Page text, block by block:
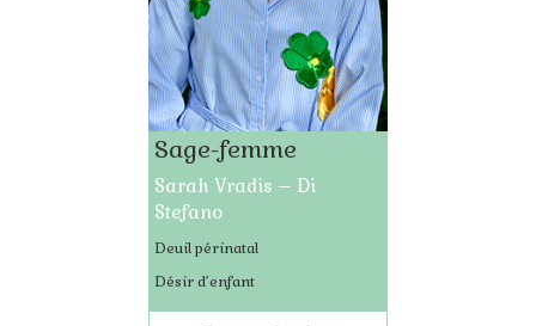
Sage-femme
Sarah Vradis – Di
Stefano
Deuil périnatal
Désir d’enfant